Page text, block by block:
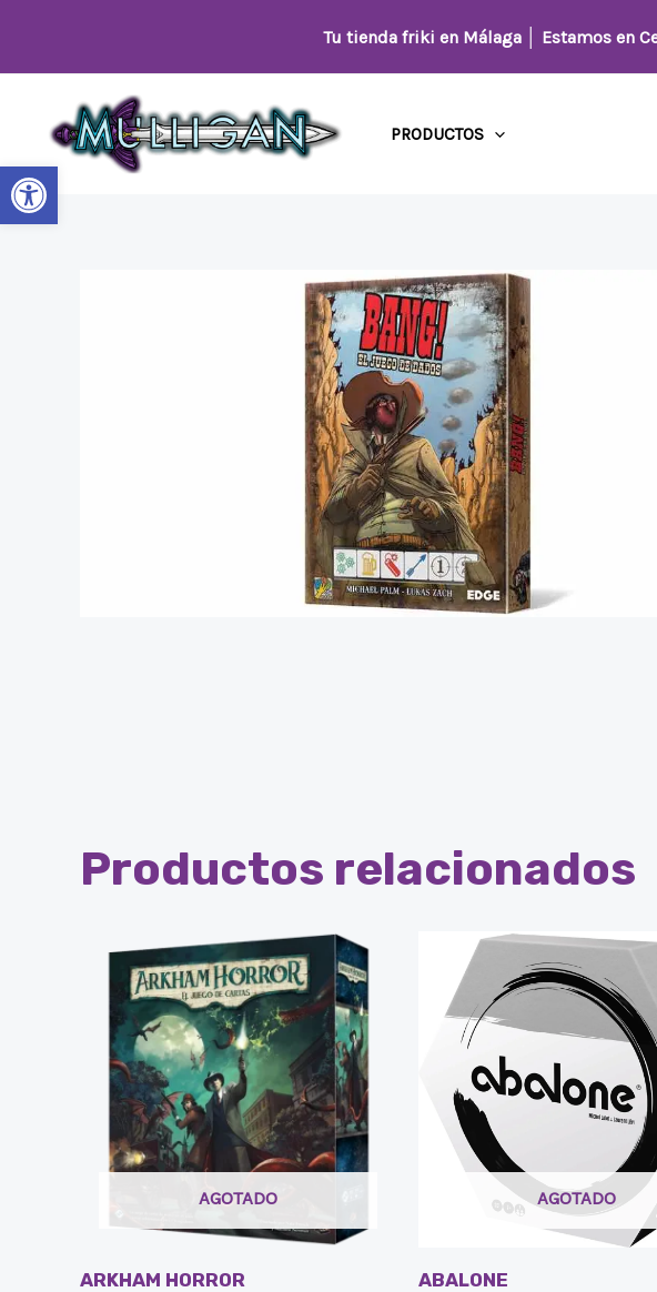
Abrir barra de herramientas
Tu tienda friki en Málaga │ Estamos en
PRODUCTOS
Productos relacionados
AGOTADO
ARKHAM HORROR
AGOTADO
ABALONE